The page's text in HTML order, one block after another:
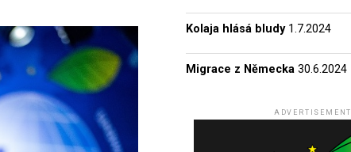
Kolaja hlásá bludy 1.7.2024
Migrace z Německa 30.6.2024
ADVERTISEMENT